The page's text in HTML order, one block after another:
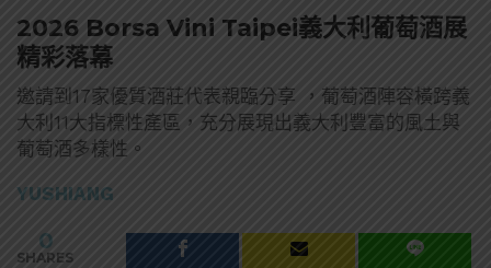
2026 Borsa Vini Taipei義大利葡萄酒展
精彩落幕
邀請到17家優質酒莊代表親臨分享 ，葡萄酒陣容橫跨義
大利11大指標性產區，充分展現出義大利豐富的風土與
葡萄酒多樣性。
YUSHIANG
0
SHARES